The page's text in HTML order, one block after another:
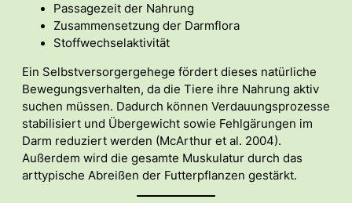
Passagezeit der Nahrung
Zusammensetzung der Darmflora
Stoffwechselaktivität
Ein Selbstversorgergehege fördert dieses natürliche
Bewegungsverhalten, da die Tiere ihre Nahrung aktiv
suchen müssen. Dadurch können Verdauungsprozesse
stabilisiert und Übergewicht sowie Fehlgärungen im
Darm reduziert werden (McArthur et al. 2004).
Außerdem wird die gesamte Muskulatur durch das
arttypische Abreißen der Futterpflanzen gestärkt.